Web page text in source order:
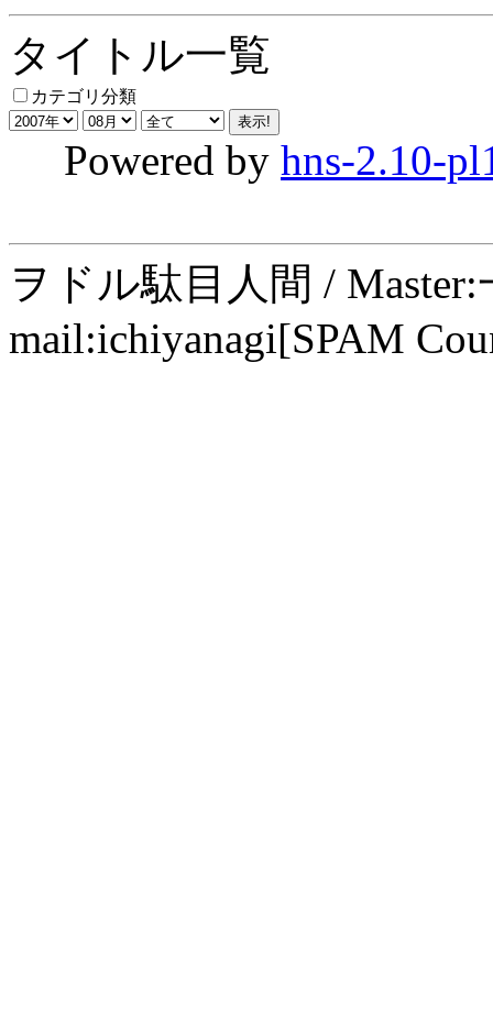
タイトル一覧
カテゴリ分類
Powered by hns-2.10-
ヲドル駄目人間 /
mail:ichiyanagi[SPAM